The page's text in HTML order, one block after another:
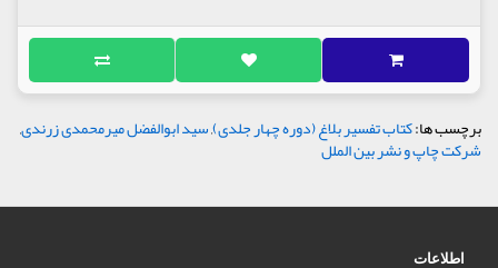
برچسب ها:کتاب تفسیر بلاغ (دوره چهار جلدی),سید ابوالفضل میرمحمدی زرندی,
شرکت چاپ و نشر بین الملل
اطلاعات